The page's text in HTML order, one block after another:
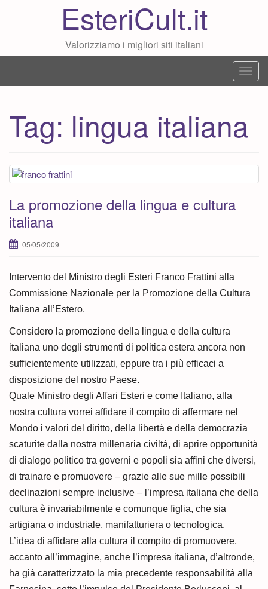
EsteriCult.it
Valorizziamo i migliori siti italiani
T
o
l
n
n
Tag: lingua italiana
La promozione della lingua e cultura
italiana
05/05/2009
Intervento del Ministro degli Esteri Franco Frattini alla
Commissione Nazionale per la Promozione della Cultura
Italiana all’Estero.
Considero la promozione della lingua e della cultura
italiana uno degli strumenti di politica estera ancora non
sufficientemente utilizzati, eppure tra i più efficaci a
disposizione del nostro Paese.
Quale Ministro degli Affari Esteri e come Italiano, alla
nostra cultura vorrei affidare il compito di affermare nel
Mondo i valori del diritto, della libertà e della democrazia
scaturite dalla nostra millenaria civiltà, di aprire opportunità
di dialogo politico tra governi e popoli sia affini che diversi,
di trainare e promuovere – grazie alle sue mille possibili
declinazioni sempre inclusive – l’impresa italiana che della
cultura è invariabilmente e comunque figlia, che sia
artigiana o industriale, manifatturiera o tecnologica.
L’idea di affidare alla cultura il compito di promuovere,
accanto all’immagine, anche l’impresa italiana, d’altronde,
ha già caratterizzato la mia precedente responsabilità alla